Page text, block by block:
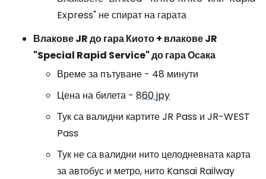
Express" не спират на гарата
Влакове JR до гара Киото + влакове JR
"Special Rapid Service" до гара Осака
Време за пътуване - 48 минути
Цена на билета - 860 jpy
Тук са валидни картите JR Pass и JR-WEST
Pass
Тук не са валидни нито целодневната карта
за автобус и метро, нито Kansai Railway